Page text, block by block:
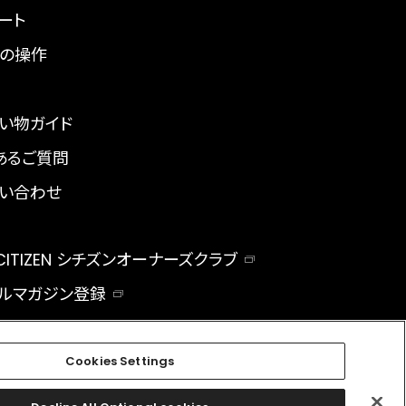
ト
操作
物ガイド
るご質問
合わせ
シチズンオーナーズクラブ
マガジン登録
facebookinstagramtwitter
Cookies Settings